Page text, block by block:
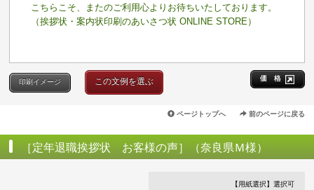
こちらこそ、またのご利用心よりお待ちいたしております。
（挨拶状・案内状印刷のあいさつ状 ONLINE STORE）
価 格
印刷イメージ この文例を選ぶ
ページトップへ 前のページに戻る
［定年退職挨拶状 お客様の声］（奈良県Ｍ様）
【用紙選択】選択可